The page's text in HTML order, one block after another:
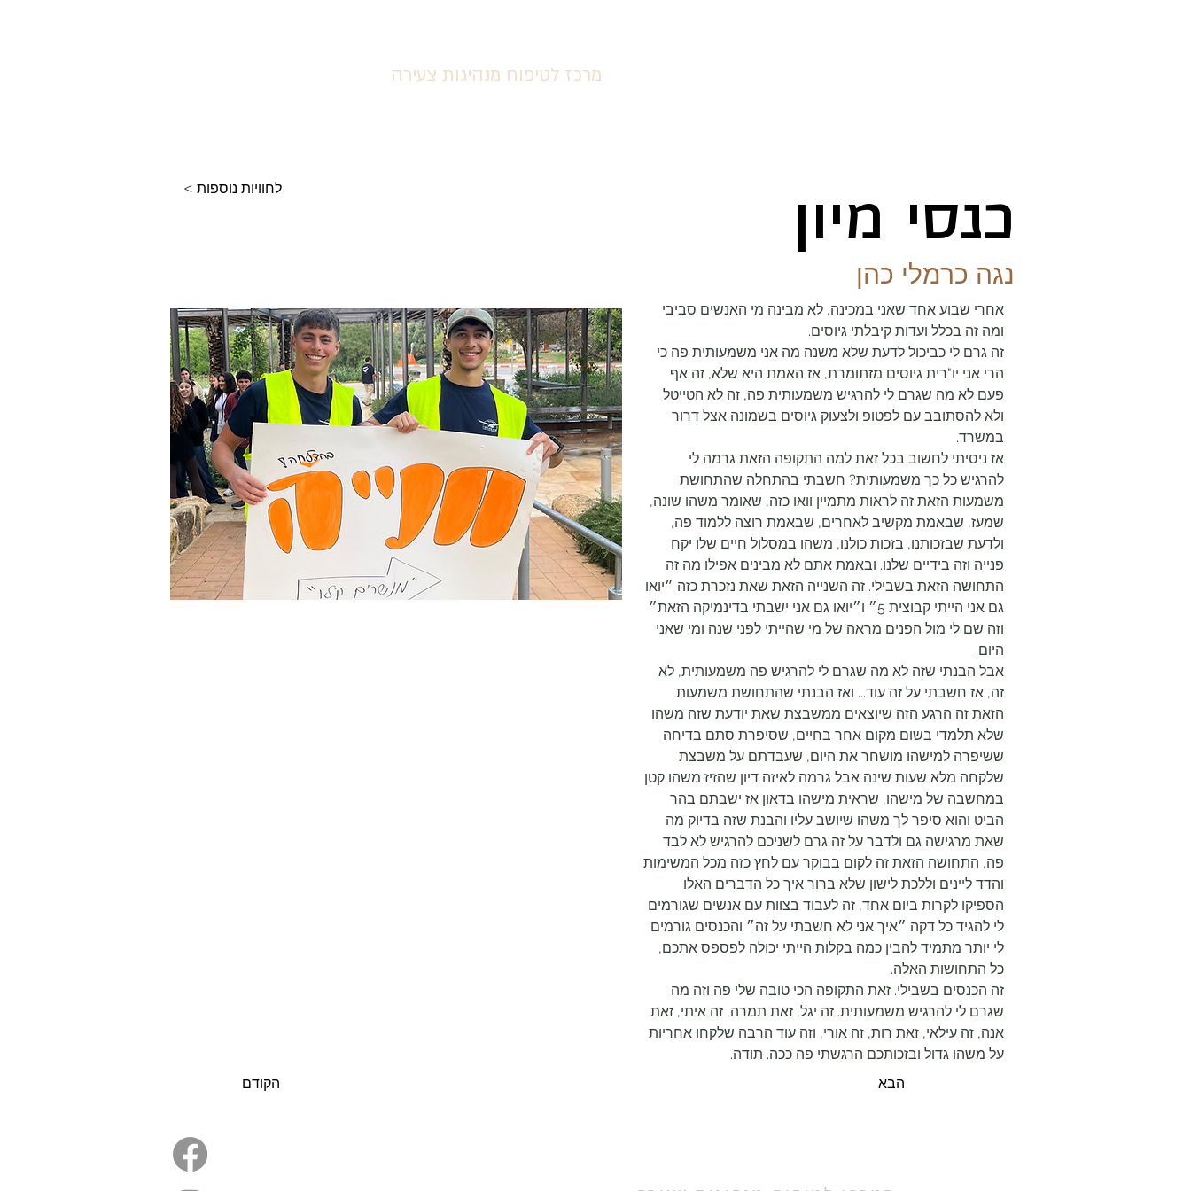
מרכז לטיפוח מנהיגות צעירה
< לחוויות נוספות כנסי מיון
נגה כרמלי כהן
אחרי שבוע אחד שאני במכינה, לא מבינה מי האנשים סביבי
ומה זה בכלל ועדות קיבלתי גיוסים.
זה גרם לי כביכול לדעת שלא משנה מה אני משמעותית פה כי
הרי אני יו"רית גיוסים מזתומרת, אז האמת היא שלא, זה אף
פעם לא מה שגרם לי להרגיש משמעותית פה, זה לא הטייטל
ולא להסתובב עם לפטופ ולצעוק גיוסים בשמונה אצל דרור
במשרד.
אז ניסיתי לחשוב בכל זאת למה התקופה הזאת גרמה לי
להרגיש כל כך משמעותית? חשבתי בהתחלה שהתחושת
משמעות הזאת זה לראות מתמיין וואו כזה, שאומר משהו שונה,
שמעז, שבאמת מקשיב לאחרים, שבאמת רוצה ללמוד פה,
ולדעת שבזכותנו, בזכות כולנו, משהו במסלול חיים שלו יקח
פנייה וזה בידיים שלנו. ובאמת אתם לא מבינים אפילו מה זה
התחושה הזאת בשבילי. זה השנייה הזאת שאת נזכרת כזה ״יואו
גם אני הייתי קבוצית 5״ ו״יואו גם אני ישבתי בדינמיקה הזאת״
וזה שם לי מול הפנים מראה של מי שהייתי לפני שנה ומי שאני
היום.
אבל הבנתי שזה לא מה שגרם לי להרגיש פה משמעותית, לא
זה, אז חשבתי על זה עוד... ואז הבנתי שהתחושת משמעות
הזאת זה הרגע הזה שיוצאים ממשבצת שאת יודעת שזה משהו
שלא תלמדי בשום מקום אחר בחיים, שסיפרת סתם בדיחה
ששיפרה למישהו מושחר את היום, שעבדתם על משבצת
שלקחה מלא שעות שינה אבל גרמה לאיזה דיון שהזיז משהו קטן
במחשבה של מישהו, שראית מישהו בדאון אז ישבתם בהר
הביט והוא סיפר לך משהו שיושב עליו והבנת שזה בדיוק מה
שאת מרגישה גם ולדבר על זה גרם לשניכם להרגיש לא לבד
פה, התחושה הזאת זה לקום בבוקר עם לחץ כזה מכל המשימות
והדד ליינים וללכת לישון שלא ברור איך כל הדברים האלו
הספיקו לקרות ביום אחד, זה לעבוד בצוות עם אנשים שגורמים
לי להגיד כל דקה ״איך אני לא חשבתי על זה״ והכנסים גורמים
לי יותר מתמיד להבין כמה בקלות הייתי יכולה לפספס אתכם,
כל התחושות האלה.
זה הכנסים בשבילי. זאת התקופה הכי טובה שלי פה וזה מה
שגרם לי להרגיש משמעותית. זה יגל, זאת תמרה, זה איתי, זאת
אנה, זה עילאי, זאת רות, זה אורי, וזה עוד הרבה שלקחו אחריות
על משהו גדול ובזכותכם הרגשתי פה ככה. תודה.
הקודם
הבא